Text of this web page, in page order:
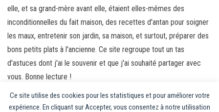
Ce site utilise des cookies pour les statistiques et pour améliorer votre
expérience. En cliquant sur Accepter, vous consentez à notre utilisation
elle, et sa grand-mère avant elle, étaient elles-mêmes des
inconditionnelles du fait maison, des recettes d'antan pour soigner
les maux, entretenir son jardin, sa maison, et surtout, préparer des
bons petits plats à l'ancienne. Ce site regroupe tout un tas
d'astuces dont j'ai le souvenir et que j'ai souhaité partager avec
vous. Bonne lecture !
Laisser un commentaire